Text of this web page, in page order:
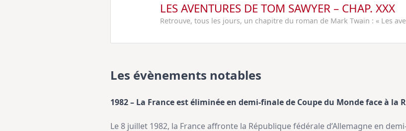
LES AVENTURES DE TOM SAWYER – CHAP. XXX
Retrouve, tous les jours, un chapitre du roman de Mark Twain : « Les
Les évènements notables
1982 – La France est éliminée en demi-finale de Coupe du Monde face à la
Le 8 juillet 1982, la France affronte la République fédérale d’Allemagne en